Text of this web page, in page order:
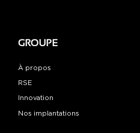
GROUPE
À propos
RSE
Innovation
Nos implantations